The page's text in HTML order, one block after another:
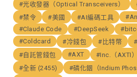
#光收發器（Optical Transceivers）
#禁令
#美國 #AI編碼工具
#Claude Code
#DeepSeek
#Coldcard
#冷錢包 #比特幣
#自託管錢包
#AXT #Inc.（AXTI）
#全新 (2455)
#磷化銦（Indium